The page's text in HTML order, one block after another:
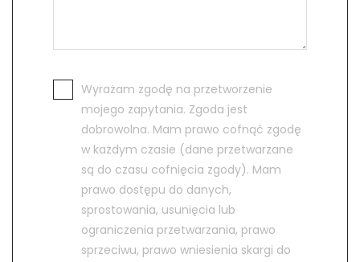
Wyrażam zgodę na przetworzenie
mojego zapytania. Zgoda jest
dobrowolna. Mam prawo cofnąć zgodę
w każdym czasie (dane przetwarzane
są do czasu cofnięcia zgody). Mam
prawo dostępu do danych,
sprostowania, usunięcia lub
ograniczenia przetwarzania, prawo
sprzeciwu, prawo wniesienia skargi do